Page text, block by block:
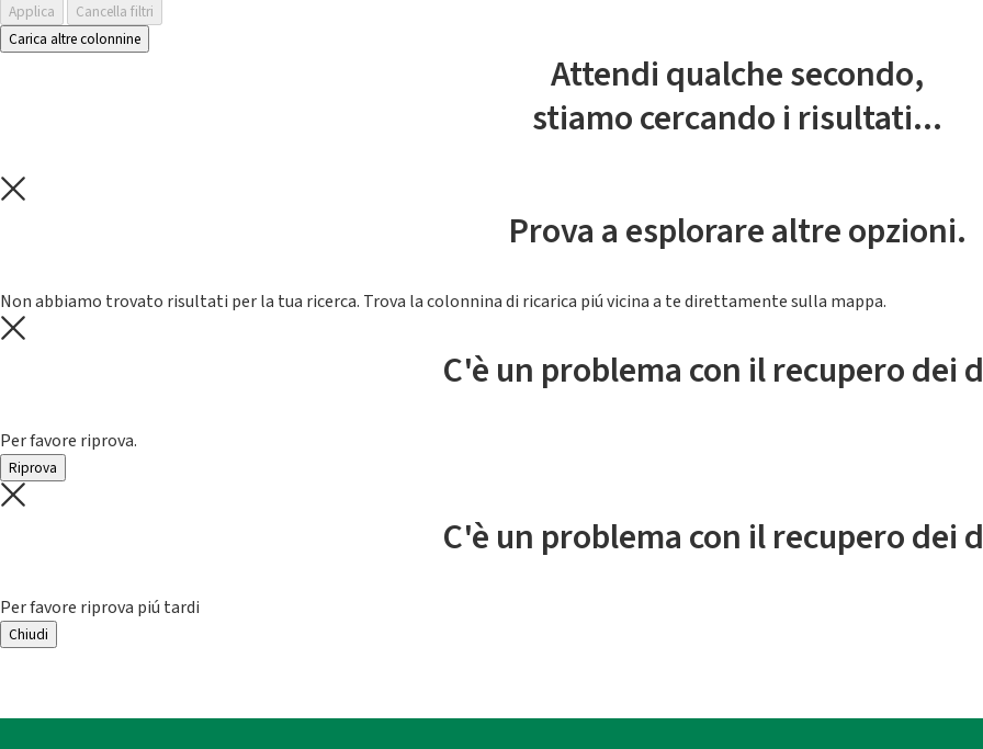
Applica
Cancella filtri
Carica altre colonnine
Attendi qualche secondo,
stiamo cercando i risultati...
Prova a esplorare altre opzioni.
Non abbiamo trovato risultati per la tua ricerca. Trova la colonnina di ricarica piú vicina a te direttamente sulla mappa.
C'è un problema con il recupero dei
Per favore riprova.
Riprova
C'è un problema con il recupero dei
Per favore riprova piú tardi
Chiudi